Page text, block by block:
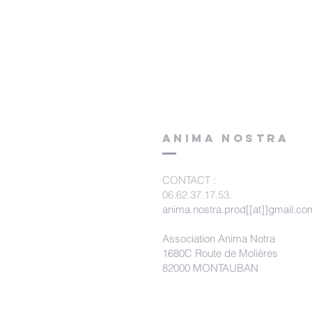
ANIMA NOSTRA
CONTACT :
06.62.37.17.53.
Association Anima Notra
1680C Route de Molières
82000 MONTAUBAN